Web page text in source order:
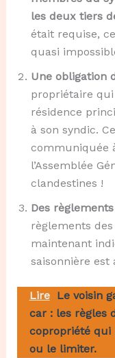
les deux tiers
était requise,
quasi
Une obligation
propriétaire
résidence
à son syndic.
communiquée
l’Assemblée
clandestines !
Des
règlements
maintenant
saisonnière
Lire Le voisin
car : les règles
copropriété
ou le limiter.